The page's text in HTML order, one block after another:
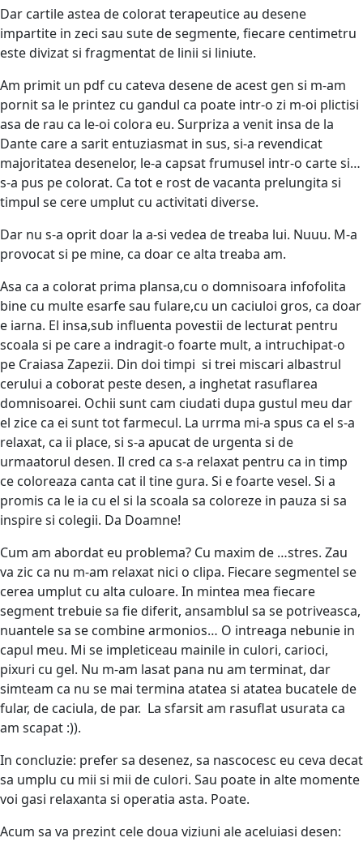
Dar cartile astea de colorat terapeutice au desene
impartite in zeci sau sute de segmente, fiecare centimetru
este divizat si fragmentat de linii si liniute.
Am primit un pdf cu cateva desene de acest gen si m-am
pornit sa le printez cu gandul ca poate intr-o zi m-oi plictisi
asa de rau ca le-oi colora eu. Surpriza a venit insa de la
Dante care a sarit entuziasmat in sus, si-a revendicat
majoritatea desenelor, le-a capsat frumusel intr-o carte si…
s-a pus pe colorat. Ca tot e rost de vacanta prelungita si
timpul se cere umplut cu activitati diverse.
Dar nu s-a oprit doar la a-si vedea de treaba lui. Nuuu. M-a
provocat si pe mine, ca doar ce alta treaba am.
Asa ca a colorat prima plansa,cu o domnisoara infofolita
bine cu multe esarfe sau fulare,cu un caciuloi gros, ca doar
e iarna. El insa,sub influenta povestii de lecturat pentru
scoala si pe care a indragit-o foarte mult, a intruchipat-o
pe Craiasa Zapezii. Din doi timpi si trei miscari albastrul
cerului a coborat peste desen, a inghetat rasuflarea
domnisoarei. Ochii sunt cam ciudati dupa gustul meu dar
el zice ca ei sunt tot farmecul. La urrma mi-a spus ca el s-a
relaxat, ca ii place, si s-a apucat de urgenta si de
urmaatorul desen. Il cred ca s-a relaxat pentru ca in timp
ce coloreaza canta cat il tine gura. Si e foarte vesel. Si a
promis ca le ia cu el si la scoala sa coloreze in pauza si sa
inspire si colegii. Da Doamne!
Cum am abordat eu problema? Cu maxim de …stres. Zau
va zic ca nu m-am relaxat nici o clipa. Fiecare segmentel se
cerea umplut cu alta culoare. In mintea mea fiecare
segment trebuie sa fie diferit, ansamblul sa se potriveasca,
nuantele sa se combine armonios… O intreaga nebunie in
capul meu. Mi se impleticeau mainile in culori, carioci,
pixuri cu gel. Nu m-am lasat pana nu am terminat, dar
simteam ca nu se mai termina atatea si atatea bucatele de
fular, de caciula, de par. La sfarsit am rasuflat usurata ca
am scapat :)).
In concluzie: prefer sa desenez, sa nascocesc eu ceva decat
sa umplu cu mii si mii de culori. Sau poate in alte momente
voi gasi relaxanta si operatia asta. Poate.
Acum sa va prezint cele doua viziuni ale aceluiasi desen: